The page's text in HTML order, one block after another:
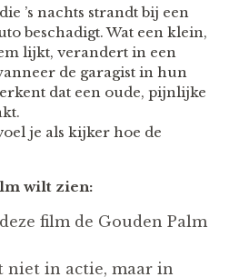
’s nachts strandt bij een
beschadigt. Wat een klein,
lijkt, verandert in een
de garagist in hun
dat een oude, pijnlijke
je als kijker hoe de
wilt zien:
film de Gouden Palm
niet in actie, maar in